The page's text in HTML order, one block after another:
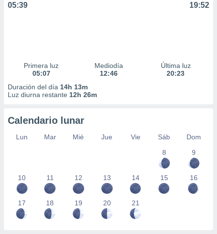
05:39 19:52
Primera luz
05:07
Mediodía
12:46
Última luz
20:23
Duración del día 14h 13m
Luz diurna restante 12h 26m
Calendario lunar
Lun Mar Mié Jue Vie Sáb
Dom
8
9
10 11 12 13 14 15 16
17 18 19 20 21